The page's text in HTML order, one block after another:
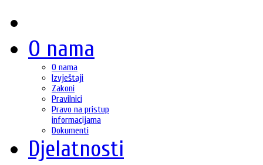
O nama
O nama
Izvještaji
Zakoni
Pravilnici
Pravo na pristup
informacijama
Dokumenti
Djelatnosti